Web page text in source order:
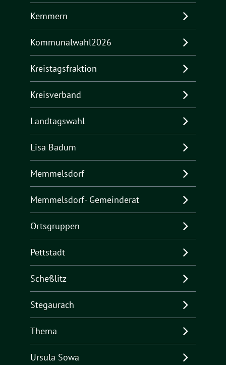
Kemmern
Kommunalwahl2026
Kreistagsfraktion
Kreisverband
Landtagswahl
Lisa Badum
Memmelsdorf
Memmelsdorf- Gemeinderat
Ortsgruppen
Pettstadt
Scheßlitz
Stegaurach
Thema
Ursula Sowa